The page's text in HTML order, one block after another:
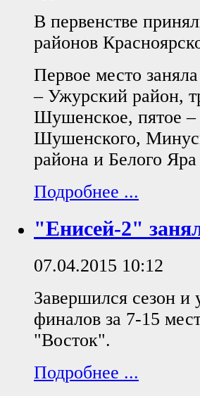
В первенстве
районов
Первое место
– Ужурский район,
Шушенское, пятое
Шушенского,
района и Белого
Подробнее ...
"Енисей-2"
07.04.2015 10:12
Завершился сезон
финалов за 7-15
"Восток".
Подробнее ...